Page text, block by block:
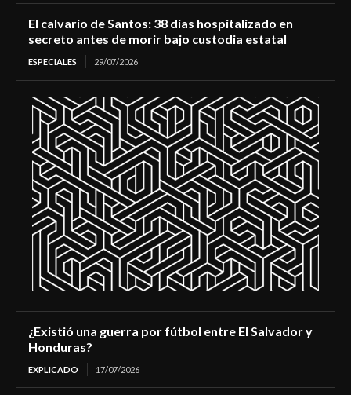
El calvario de Santos: 38 días hospitalizado en
secreto antes de morir bajo custodia estatal
ESPECIALES 29/07/2026
¿Existió una guerra por fútbol entre El Salvador y
Honduras?
EXPLICADO 17/07/2026